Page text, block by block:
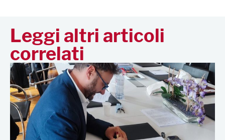
Leggi altri articoli
correlati